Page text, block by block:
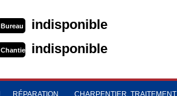
Bureau indisponible
Chantier indisponible
RÉPARATION
CHARPENTIER, TRAITEMENT